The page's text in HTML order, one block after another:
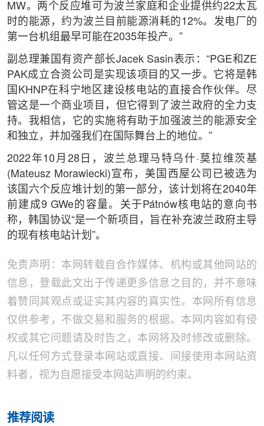
MW。两个反应堆可为波兰家庭和企业提供约22太瓦
时的能源，约为波兰目前能源消耗的12%。发电厂的
第一台机组最早可能在2035年投产。”
副总理兼国有资产部长Jacek Sasin表示：“PGE和ZE
PAK成立合资公司是实现该项目的又一步。它将是韩
国KHNP在科宁地区建设核电站的直接合作伙伴。尽
管这是一个商业项目，但它得到了波兰政府的全力支
持。我相信，它的实施将有助于加强波兰的能源安全
和独立，并加强我们在国际舞台上的地位。”
2022年10月28日，波兰总理马特乌什·莫拉维茨基
(Mateusz Morawiecki)宣布，美国西屋公司已被选为
该国六个反应堆计划的第一部分，该计划将在2040年
前建成9 GWe的容量。关于Pátnów核电站的意向书
称，韩国协议“是一个新项目，旨在补充波兰政府主导
的现有核电站计划”。
免责声明：本网转载自合作媒体、机构或其他网站的
信息，登载此文出于传递更多信息之目的，并不意味
着赞同其观点或证实其内容的真实性。本网所有信息
仅供参考，不做交易和服务的根据。本网内容如有侵
权或其它问题请及时告之，本网将及时修改或删除。
凡以任何方式登录本网站或直接、间接使用本网站资
料者，视为自愿接受本网站声明的约束。
推荐阅读